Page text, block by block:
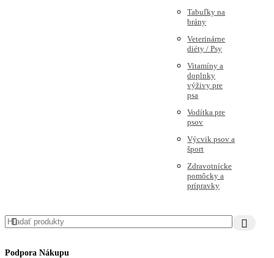
Tabuľky na
brány
Veterinárne
diéty / Psy
Vitamíny a
doplnky
výživy pre
psa
Vodítka pre
psov
Výcvik psov a
šport
Zdravotnícke
pomôcky a
prípravky
Podpora Nákupu